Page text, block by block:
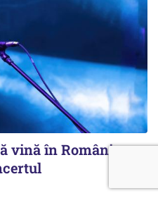
vină în România.